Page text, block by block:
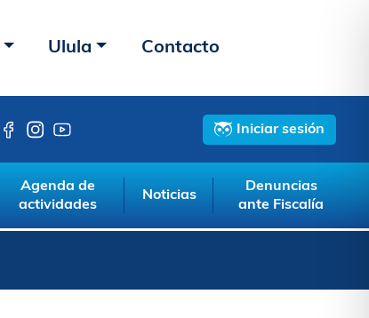
Ulula Contacto
Iniciar sesión
Agenda de
actividades
Noticias
Denuncias
ante Fiscalía